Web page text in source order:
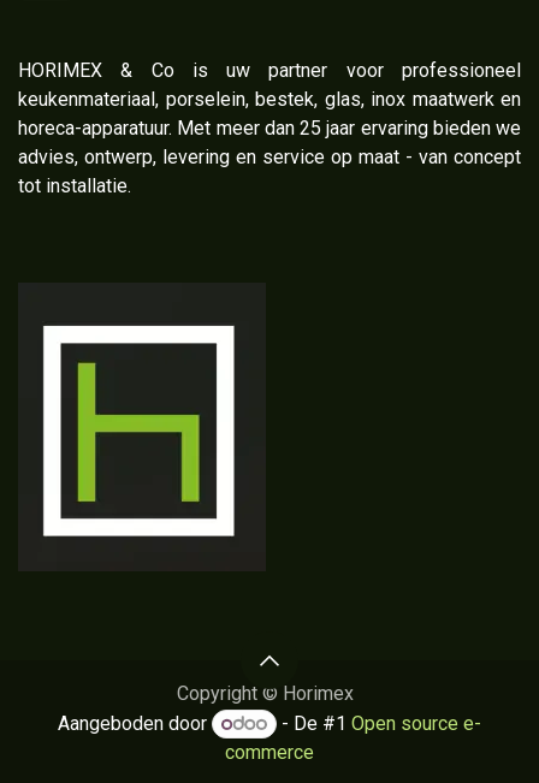
​HORIMEX & Co is uw partner voor professioneel
keukenmateriaal, porselein, bestek, glas, inox maatwerk en
horeca-apparatuur. Met meer dan 25 jaar ervaring bieden we
advies, ontwerp, levering en service op maat - van concept
tot installatie.
Copyright © Horimex
Aangeboden door
- De #1Open source e-
commerce